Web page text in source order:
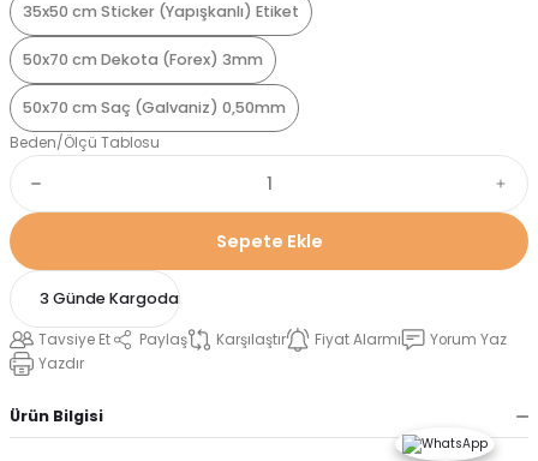
35x50 cm Sticker (Yapışkanlı) Etiket
50x70 cm Dekota (Forex) 3mm
50x70 cm Saç (Galvaniz) 0,50mm
Beden/Ölçü Tablosu
Sepete Ekle
3 Günde Kargoda
Tavsiye Et Paylaş Karşılaştır Fiyat Alarmı
Yorum Yaz
Yazdır
Ürün Bilgisi